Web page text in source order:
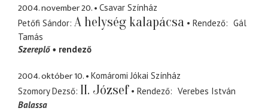
2004. november 20.
Csavar Színház
Petőfi Sándor A helység kalapácsa Rendező
Gál
Tamás
Szereplő
rendező
2004. október 10.
Komáromi Jókai Színház
Szomory Dezső II. József Rendező
Verebes István
Balassa